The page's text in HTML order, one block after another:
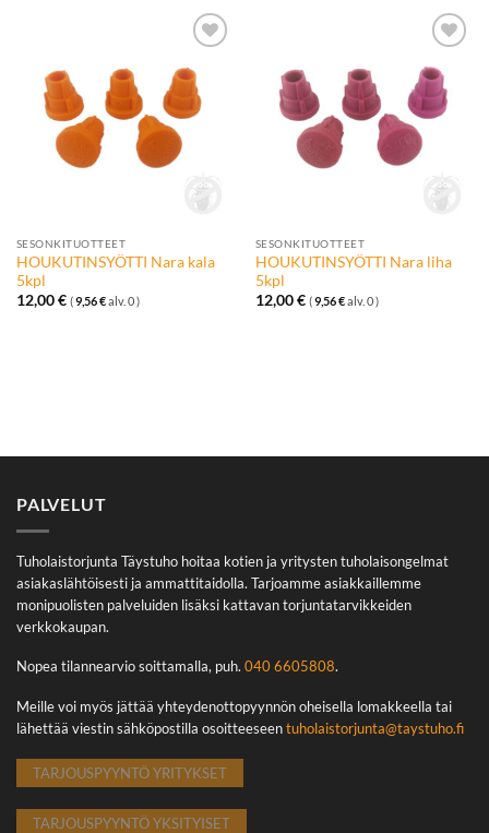
toivelistalle
SESONKITUOTTEET
HOUKUTINSYÖTTI Nara kala
5kpl
12,00€ (9,56€alv. 0 )
toivelistalle
SESONKITUOTTEET
HOUKUTINSYÖTTI Nara liha
5kpl
12,00€ (9,56€alv. 0 )
PALVELUT
Tuholaistorjunta Täystuho hoitaa kotien ja yritysten tuholaisongelmat
asiakaslähtöisesti ja ammattitaidolla. Tarjoamme asiakkaillemme
monipuolisten palveluiden lisäksi kattavan torjuntatarvikkeiden
verkkokaupan.
Nopea tilannearvio soittamalla, puh. 040 6605808.
Meille voi myös jättää yhteydenottopyynnön oheisella lomakkeella tai
lähettää viestin sähköpostilla osoitteeseentuholaistorjunta@taystuho.fi
TARJOUSPYYNTÖ YRITYKSET
TARJOUSPYYNTÖ YKSITYISET